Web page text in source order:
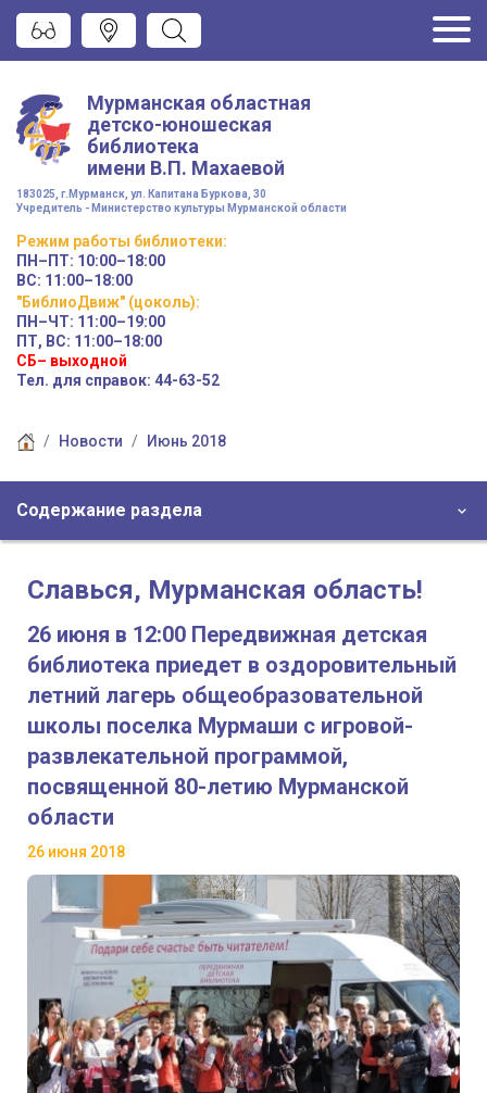
Мурманская областная
детско-юношеская
библиотека
имени В.П. Махаевой
183025, г.Мурманск, ул. Капитана Буркова, 30
Учредитель - Министерство культуры Мурманской области
Режим работы библиотеки:
ПН–ПТ: 10:00–18:00
ВС: 11:00–18:00
"БиблиоДвиж" (цоколь):
ПН–ЧТ: 11:00–19:00
ПТ, ВС: 11:00–18:00
СБ– выходной
Тел. для справок: 44-63-52
Новости Июнь 2018
Содержание раздела
Славься, Мурманская область!
26 июня в 12:00 Передвижная детская
библиотека приедет в оздоровительный
летний лагерь общеобразовательной
школы поселка Мурмаши с игровой-
развлекательной программой,
посвященной 80-летию Мурманской
области
26 июня 2018